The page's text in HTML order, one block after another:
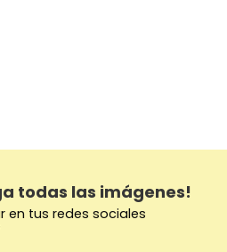
todas las imágenes!
en tus redes sociales